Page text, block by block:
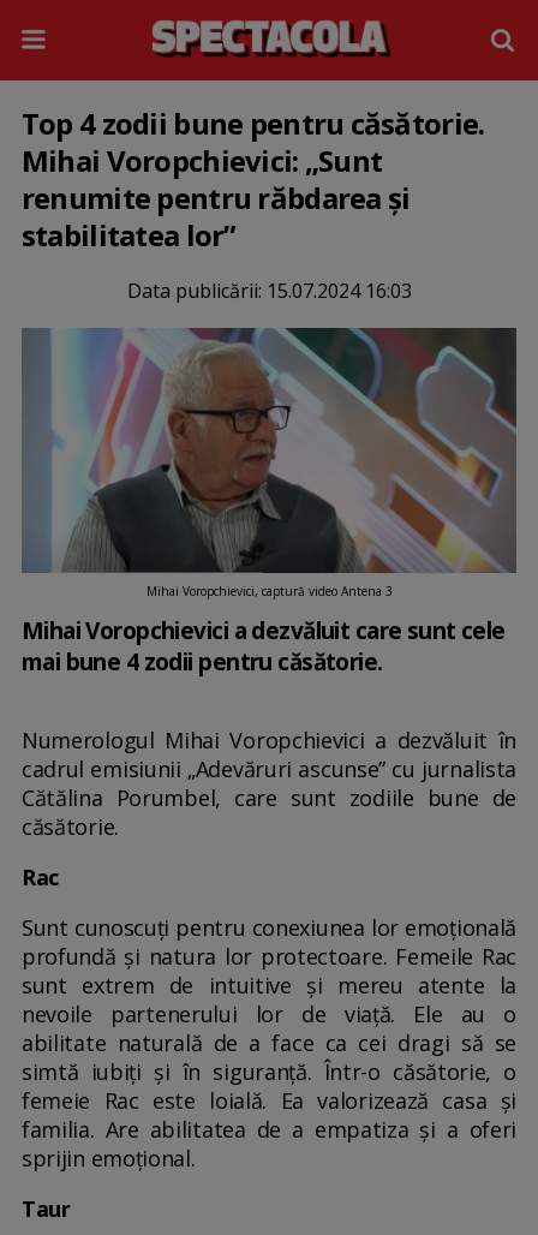
Top 4 zodii bune pentru căsătorie.
Mihai Voropchievici: „Sunt
renumite pentru răbdarea și
stabilitatea lor”
Data publicării: 15.07.2024 16:03
Mihai Voropchievici, captură video Antena 3
Mihai Voropchievici a dezvăluit care sunt cele
mai bune 4 zodii pentru căsătorie.
Numerologul Mihai Voropchievici a dezvăluit în
cadrul emisiunii „Adevăruri ascunse” cu jurnalista
Cătălina Porumbel, care sunt zodiile bune de
căsătorie.
Rac
Sunt cunoscuți pentru conexiunea lor emoțională
profundă și natura lor protectoare. Femeile Rac
sunt extrem de intuitive şi mereu atente la
nevoile partenerului lor de viaţă. Ele au o
abilitate naturală de a face ca cei dragi să se
simtă iubiți și în siguranță. Într-o căsătorie, o
femeie Rac este loială. Ea valorizează casa şi
familia. Are abilitatea de a empatiza și a oferi
sprijin emoțional.
Taur